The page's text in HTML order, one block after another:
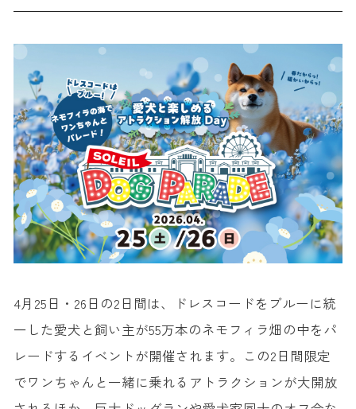
4月25日・26日の2日間は、ドレスコードをブルーに統
一した愛犬と飼い主が55万本のネモフィラ畑の中をパ
レードするイベントが開催されます。この2日間限定
でワンちゃんと一緒に乗れるアトラクションが大開放